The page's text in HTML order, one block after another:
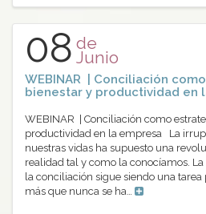
08 de
Junio
WEBINAR | Conciliación
bienestar y productividad en
WEBINAR | Conciliación como
productividad en la empresa La
nuestras vidas ha supuesto una
realidad tal y como la conocíamos.
la conciliación sigue siendo una
más que nunca se ha…